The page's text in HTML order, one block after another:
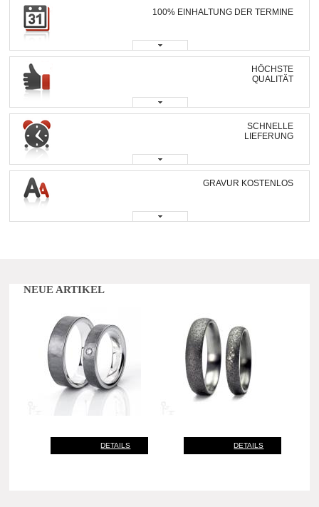
100% EINHALTUNG DER TERMINE
HÖCHSTE
QUALITÄT
SCHNELLE
LIEFERUNG
GRAVUR KOSTENLOS
NEUE ARTIKEL
DETAILS DETAILS